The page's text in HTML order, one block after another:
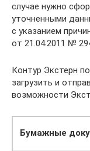
случае нужно
уточненными
с указанием
от 21.04.2011 №
Контур Экстерн
загрузить и
возможности
Бумажные